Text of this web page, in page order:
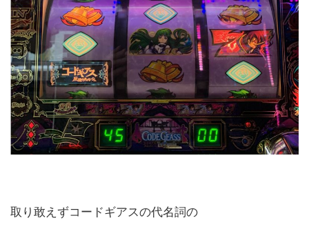
取り敢えずコードギアスの代名詞の